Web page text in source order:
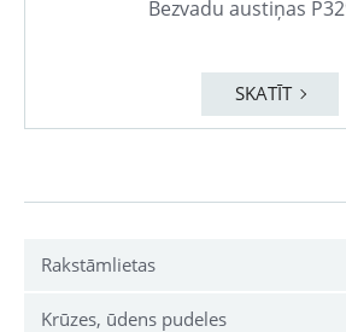
Rakstāmlietas
Krūzes, ūdens pudeles
Bezvadu austiņas
SKATĪT